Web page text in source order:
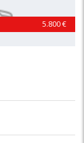
5.800 €